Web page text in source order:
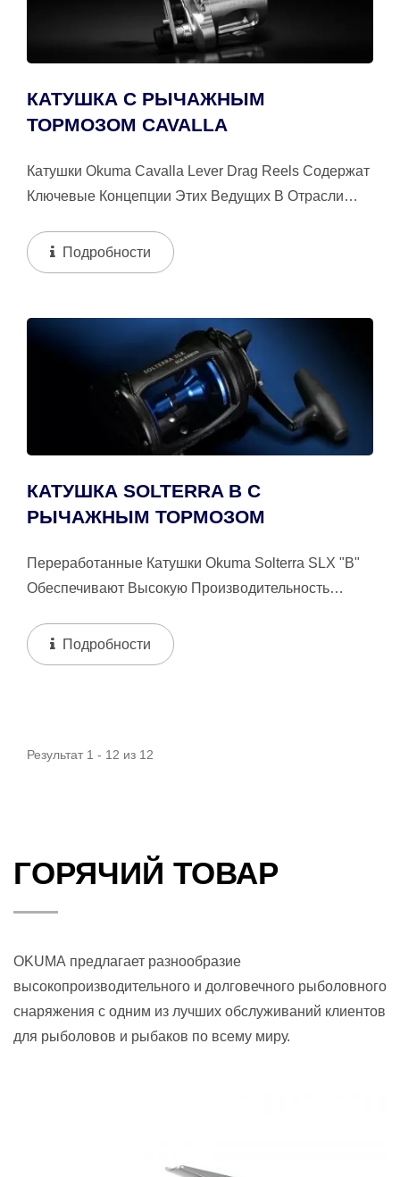
КАТУШКА С РЫЧАЖНЫМ
ТОРМОЗОМ CAVALLA
Катушки Okuma Cavalla Lever Drag Reels Содержат
Ключевые Концепции Этих Ведущих В Отрасли
Подробности
КАТУШКА SOLTERRA B С
РЫЧАЖНЫМ ТОРМОЗОМ
Переработанные Катушки Okuma Solterra SLX "b"
Обеспечивают Высокую Производительность
Подробности
Результат 1 - 12 из 12
ГОРЯЧИЙ ТОВАР
OKUMA предлагает разнообразие
высокопроизводительного и долговечного рыболовного
снаряжения с одним из лучших обслуживаний клиентов
для рыболовов и рыбаков по всему миру.